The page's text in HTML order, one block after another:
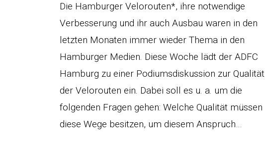
Die Hamburger Velorouten*, ihre notwendige
Verbesserung und ihr auch Ausbau waren in den
letzten Monaten immer wieder Thema in den
Hamburger Medien. Diese Woche lädt der ADFC
Hamburg zu einer Podiumsdiskussion zur Qualität
der Velorouten ein. Dabei soll es u. a. um die
folgenden Fragen gehen: Welche Qualität müssen
diese Wege besitzen, um diesem Anspruch…